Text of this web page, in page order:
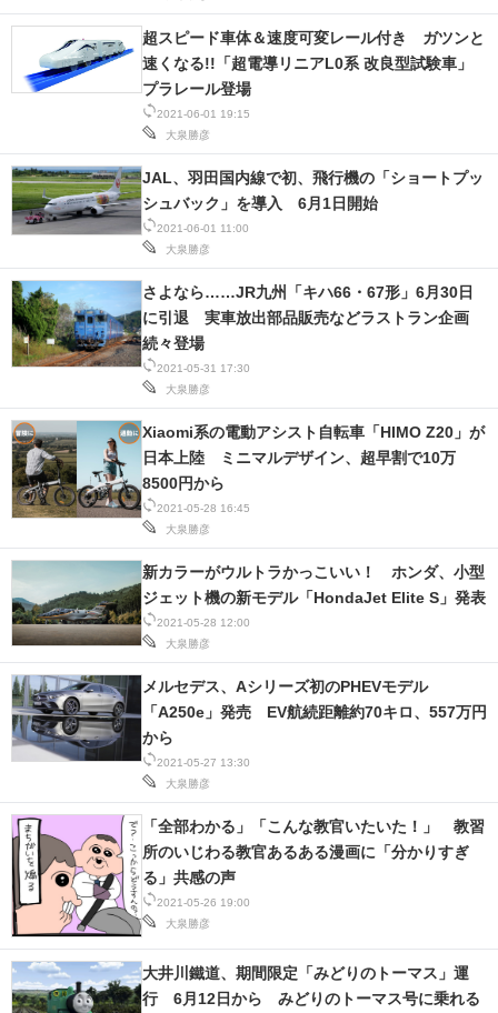
2021-06-01 19:15
大泉勝彦
超スピード車体＆速度可変レール付き ガツンと
速くなる!!「超電導リニアL0系 改良型試験車」
プラレール登場
2021-06-01 11:00
大泉勝彦
JAL、羽田国内線で初、飛行機の「ショートプッ
シュバック」を導入 6月1日開始
2021-05-31 17:30
大泉勝彦
さよなら……JR九州「キハ66・67形」6月30日
に引退 実車放出部品販売などラストラン企画
続々登場
2021-05-28 16:45
大泉勝彦
Xiaomi系の電動アシスト自転車「HIMO Z20」が
日本上陸 ミニマルデザイン、超早割で10万
8500円から
2021-05-28 12:00
大泉勝彦
新カラーがウルトラかっこいい！ ホンダ、小型
ジェット機の新モデル「HondaJet Elite S」発表
2021-05-27 13:30
大泉勝彦
メルセデス、Aシリーズ初のPHEVモデル
「A250e」発売 EV航続距離約70キロ、557万円
から
2021-05-26 19:00
大泉勝彦
「全部わかる」「こんな教官いたいた！」 教習
所のいじわる教官あるある漫画に「分かりすぎ
る」共感の声
大井川鐵道、期間限定「みどりのトーマス」運
行 6月12日から みどりのトーマス号に乗れる